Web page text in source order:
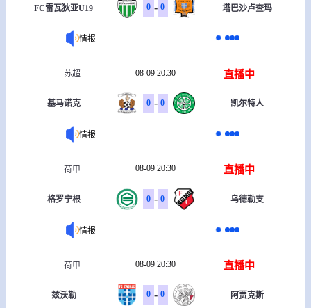
FC雷瓦狄亚U19 0 - 0 塔巴沙卢查玛
情报
苏超 08-09 20:30 直播中
基马诺克 0 - 0 凯尔特人
情报
荷甲 08-09 20:30 直播中
格罗宁根 0 - 0 乌德勒支
情报
荷甲 08-09 20:30 直播中
兹沃勒 0 - 0 阿贾克斯